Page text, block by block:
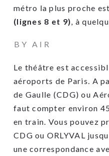
métro la plus proche est
(lignes 8 et 9), à
BY AIR
Le théâtre est
aéroports de Paris. A
de Gaulle (CDG) ou
faut compter environ
en train. Vous pouvez
CDG ou ORLYVAL
une correspondance